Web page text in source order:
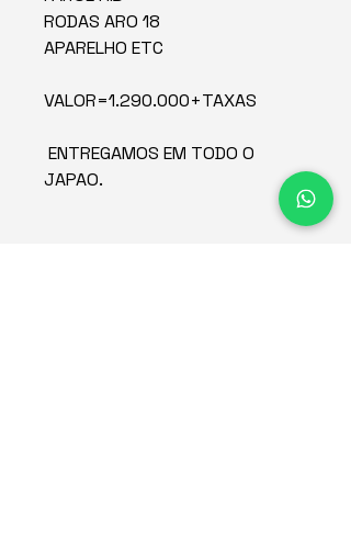
RODAS ARO 18
APARELHO ETC
VALOR=1.290.000+TAXAS
ENTREGAMOS EM TODO O
JAPAO.